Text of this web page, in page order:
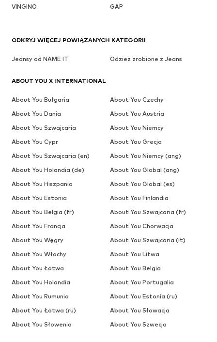
VINGINO
GAP
ODKRYJ WIĘCEJ POWIĄZANYCH KATEGORII
Jeansy od NAME IT Odzież zrobione z Jeans
ABOUT YOU X INTERNATIONAL
About You Bułgaria
About You Czechy
About You Dania
About You Austria
About You Szwajcaria
About You Niemcy
About You Cypr
About You Grecja
About You Szwajcaria (en)
About You Niemcy (ang)
About You Holandia (de)
About You Global (ang)
About You Hiszpania
About You Global (es)
About You Estonia
About You Finlandia
About You Belgia (fr)
About You Szwajcaria (fr)
About You Francja
About You Chorwacja
About You Węgry
About You Szwajcaria (it)
About You Włochy
About You Litwa
About You Łotwa
About You Belgia
About You Holandia
About You Portugalia
About You Rumunia
About You Estonia (ru)
About You Łotwa (ru)
About You Słowacja
About You Słowenia
About You Szwecja